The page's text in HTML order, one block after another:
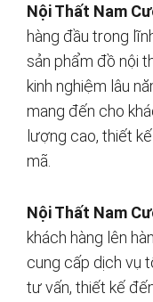
Nội Thất Nam
hàng đầu trong
sản phẩm đồ nội
kinh nghiệm lâu
mang đến cho
lượng cao, thiết
mã.
Nội Thất Nam
khách hàng lên
cung cấp dịch vụ
tư vấn, thiết kế